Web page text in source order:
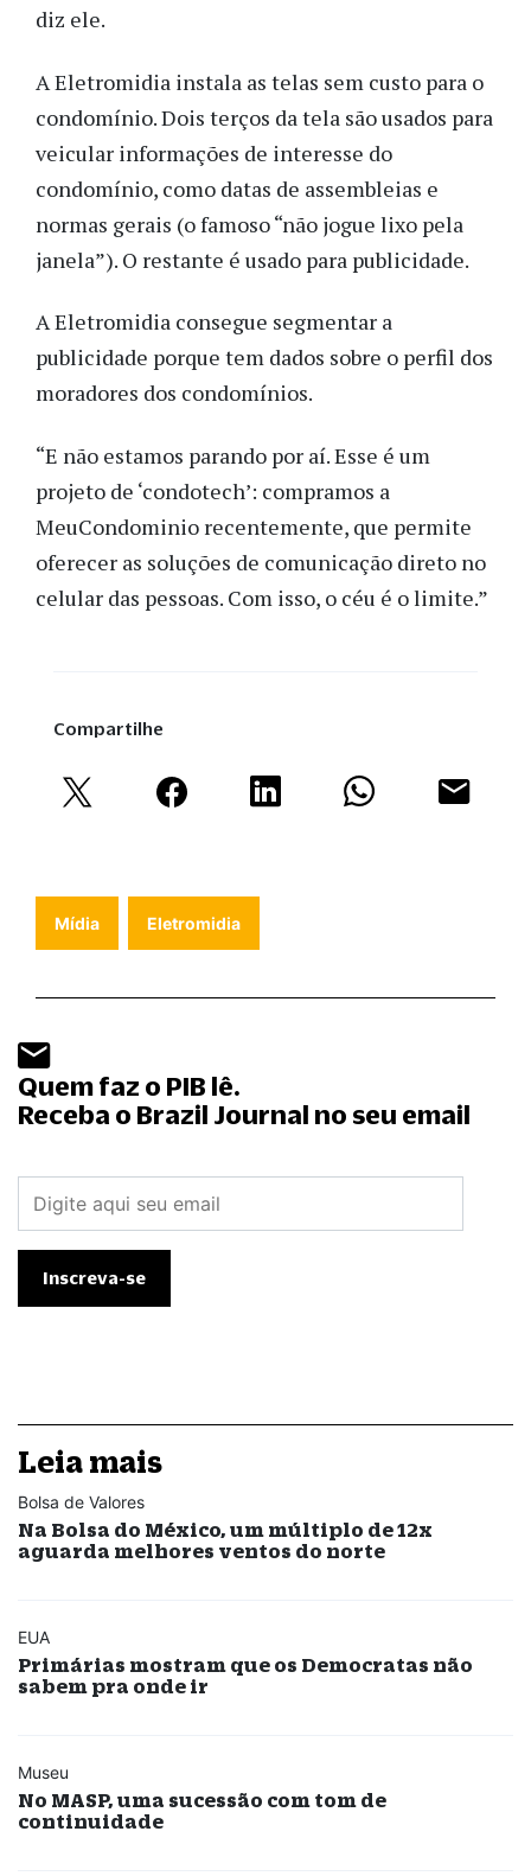
diz ele.
A Eletromidia instala as telas sem custo para o
condomínio. Dois terços da tela são usados para
veicular informações de interesse do
condomínio, como datas de assembleias e
normas gerais (o famoso “não jogue lixo pela
janela”). O restante é usado para publicidade.
A Eletromidia consegue segmentar a
publicidade porque tem dados sobre o perfil dos
moradores dos condomínios.
“E não estamos parando por aí. Esse é um
projeto de ‘condotech’: compramos a
MeuCondominio recentemente, que permite
oferecer as soluções de comunicação direto no
celular das pessoas. Com isso, o céu é o limite.”
Compartilhe
Mídia Eletromidia
Quem faz o PIB lê.
Receba o Brazil Journal no seu email
Leia mais
Bolsa de Valores
Na Bolsa do México, um múltiplo de 12x
aguarda melhores ventos do norte
EUA
Primárias mostram que os Democratas não
sabem pra onde ir
Museu
No MASP, uma sucessão com tom de
continuidade